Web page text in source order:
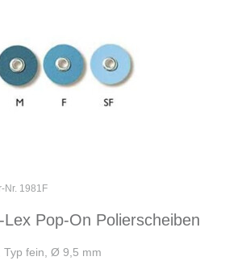
Nr. 1981F
Lex Pop-On Polierscheiben
Typ fein, Ø 9,5 mm